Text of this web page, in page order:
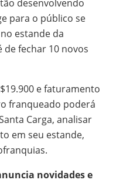
desenvolvendo
para o público se
estande da
de fechar 10 novos
e faturamento
franqueado poderá
Carga, analisar
em seu estande,
novidades e